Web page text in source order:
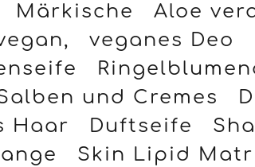
Märkische Aloe
veganes Deo
und Cremes
Haar Duftseife
Skin Lipid